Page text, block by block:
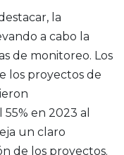
la
a cabo la
de monitoreo. Los
los proyectos de
en 2023 al
un claro
de los proyectos.